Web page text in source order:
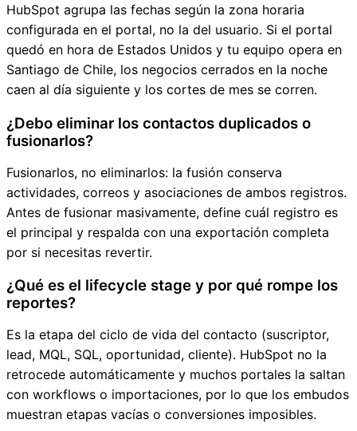
HubSpot agrupa las fechas según la zona horaria
configurada en el portal, no la del usuario. Si el portal
quedó en hora de Estados Unidos y tu equipo opera en
Santiago de Chile, los negocios cerrados en la noche
caen al día siguiente y los cortes de mes se corren.
¿Debo eliminar los contactos duplicados o
fusionarlos?
Fusionarlos, no eliminarlos: la fusión conserva
actividades, correos y asociaciones de ambos registros.
Antes de fusionar masivamente, define cuál registro es
el principal y respalda con una exportación completa
por si necesitas revertir.
¿Qué es el lifecycle stage y por qué rompe los
reportes?
Es la etapa del ciclo de vida del contacto (suscriptor,
lead, MQL, SQL, oportunidad, cliente). HubSpot no la
retrocede automáticamente y muchos portales la saltan
con workflows o importaciones, por lo que los embudos
muestran etapas vacías o conversiones imposibles.